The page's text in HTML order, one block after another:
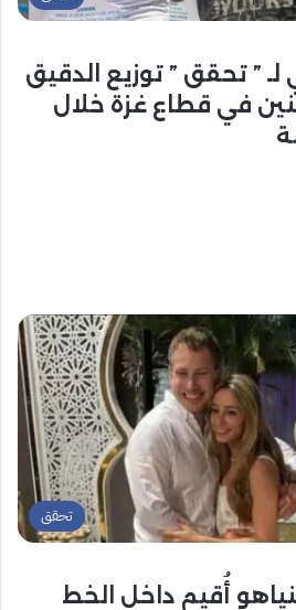
لـ ” تحقق ” توزيع الدقيق
في قطاع غزة خلال
تحقق
أُقيم داخل الخط